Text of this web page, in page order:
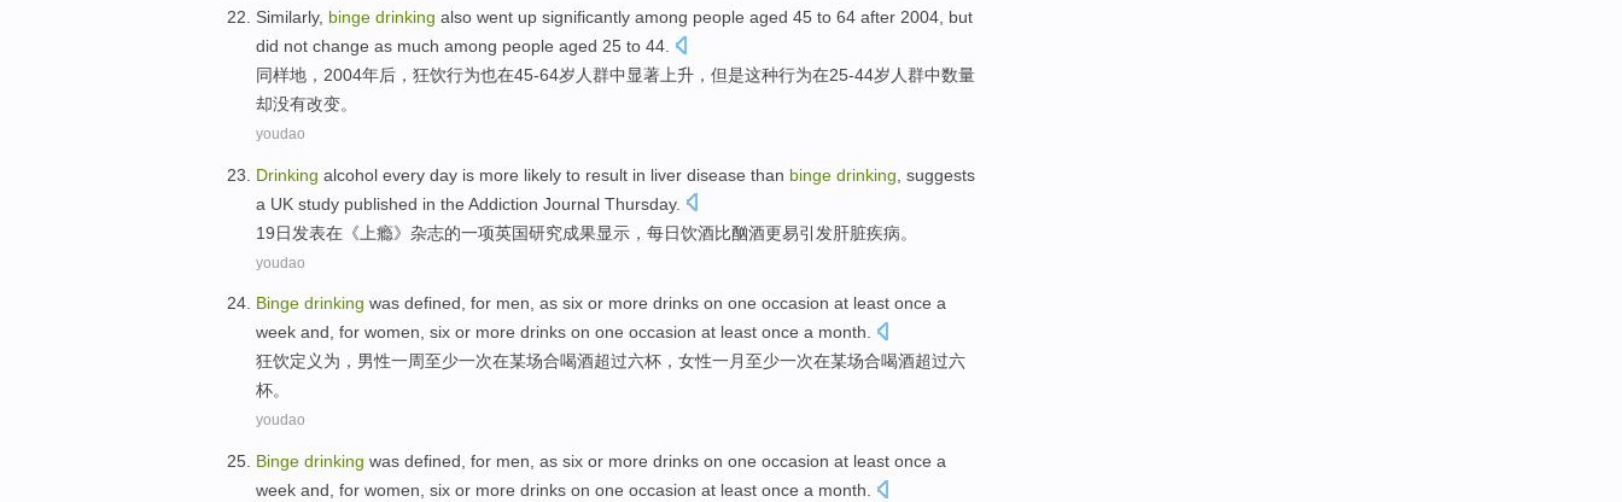
Similarly, binge drinking also went up significantly among people aged 45 to 64 after 2004, but
did not change as much among people aged 25 to 44
同样地 ，2004年后 ， 狂饮行为也在45-64岁 人群中显著上升 ， 但是这种行为在25-44岁人群中数量
却没有改变。
youdao
Drinking alcohol every day is more likely to result in liver disease than binge drinking suggests
a UK study published in the Addiction Journal Thursday.
19日发表在 《 上瘾》 杂志的一项英国研究成果显示 ，每日饮酒比酗酒更易引发肝脏疾病。
youdao
Binge drinking was defined, for men, as six or more drinks on one occasion at least once a
week and, for women, six or more drinks on one occasion at least once a month.
狂饮定义为 ， 男性一周至少一次在某场合喝酒超过六杯 ， 女性一月至少一次在某场合喝酒超过六
杯。
youdao
Binge drinking was defined , for men , as six or more drinks on one occasion at least once a
week and, for women , six or more drinks on one occasion at least once a month